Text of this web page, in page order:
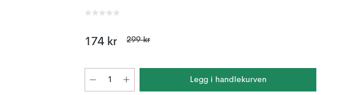
174 kr 299 kr
Legg i handlekurven